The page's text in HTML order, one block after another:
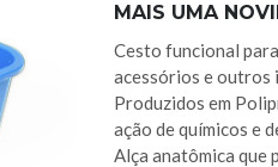
MAIS UMA
Cesto funcional
acessórios e outros
Produzidos em
ação de químicos e
Alça anatômica que